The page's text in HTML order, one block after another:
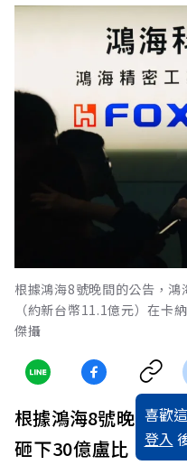
根據鴻海8號晚間的公告，
（約新台幣11.1億元）在卡
傑攝
喜歡
登入
根據鴻海8號晚間的
砸下30億盧比（約